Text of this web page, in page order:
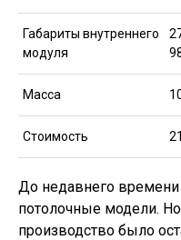
Габариты внутреннего
модуля
Масса
Стоимость
До недавнего
потолочные модели.
производство было